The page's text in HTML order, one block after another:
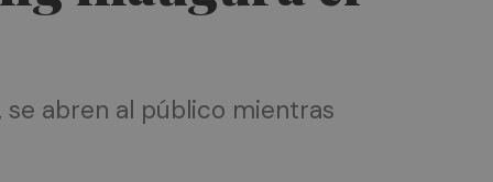
abren al público mientras